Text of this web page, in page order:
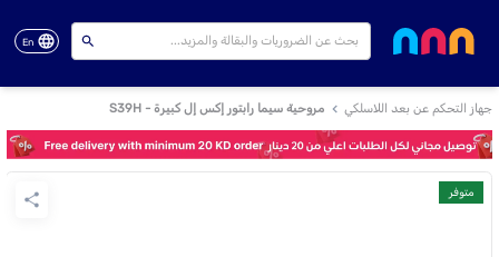
En
جهاز التحكم عن بعد اللاسلكي مروحية سيما رابتور إكس إل كبيرة - S39H
متوفر